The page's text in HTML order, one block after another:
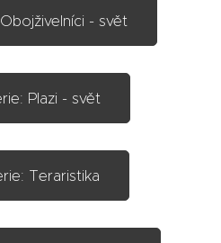
- svět
Plazi - svět
Teraristika